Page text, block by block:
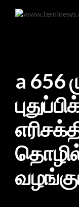
a 656